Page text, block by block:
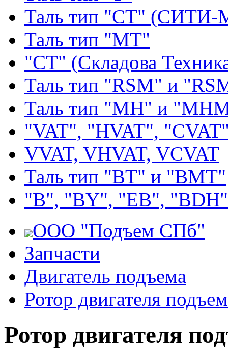
Таль тип "СТ" (СИТИ-
Таль тип "МТ"
"СТ" (Складова
Таль тип "RSМ" и
Таль тип "MH" и
"VAT", "HVAT",
VVAT, VHVAT, VCVAT
Таль тип "BT" и "BMT"
"В", "BY", "EВ", "BDH"
ООО "Подъем СПб"
Запчасти
Двигатель подъема
Ротор двигателя
Ротор двигателя